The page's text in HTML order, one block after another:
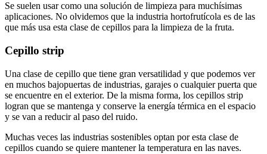
Se suelen usar como una solución de limpieza para muchísimas
aplicaciones. No olvidemos que la industria hortofrutícola es de las
que más usa esta clase de cepillos para la limpieza de la fruta.
Cepillo strip
Una clase de cepillo que tiene gran versatilidad y que podemos ver
en muchos bajopuertas de industrias, garajes o cualquier puerta que
se encuentre en el exterior. De la misma forma, los cepillos strip
logran que se mantenga y conserve la energía térmica en el espacio
y se van a reducir al paso del ruido.
Muchas veces las industrias sostenibles optan por esta clase de
cepillos cuando se quiere mantener la temperatura en las naves.